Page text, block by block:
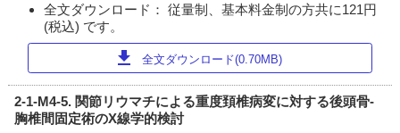
全文ダウンロード： 従量制、基本料金制の方共に121円
(税込) です。
download 全文ダウンロード(0.70MB)
2-1-M4-5. 関節リウマチによる重度頚椎病変に対する後頭骨-
胸椎間固定術のX線学的検討